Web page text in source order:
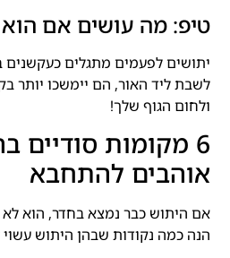
טיפ: מה עושים אם
יתושים לפעמים מתגלים כעקשנים
לשבת ליד האור, הם יימשכו יותר
ולחום הגוף שלך!
6 מקומות סודיים
אוהבים להתחבא
אם היתוש כבר נמצא בחדר, הוא לא
הנה כמה נקודות שבהן היתוש